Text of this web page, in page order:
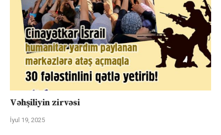
Vəhşiliyin zirvəsi
İyul 19, 2025